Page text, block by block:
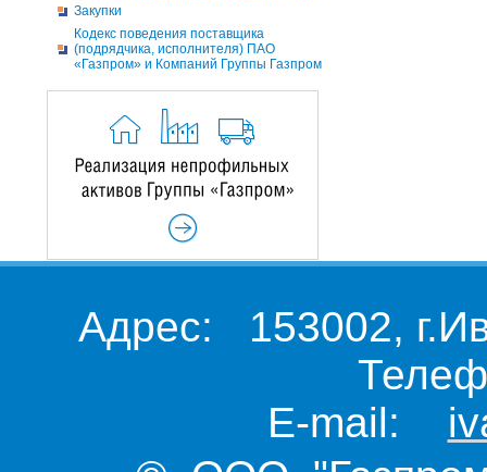
Закупки
Кодекс поведения поставщика
(подрядчика, исполнителя) ПАО
«Газпром» и Компаний Группы Газпром
Адрес: 153002,
E-mail: